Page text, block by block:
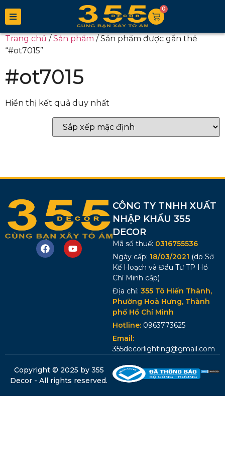
0
Trang chủ/Sản phẩm/ Sản phẩm được gắn thẻ
“#ot7015”
#ot7015
Hiển thị kết quả duy nhất
CÔNG TY TNHH XUẤT
NHẬP KHẨU 355
DECOR
Mã số thuế: 0316755536
Ngày cấp: 18/03/2021 (do Sở
Kế Hoạch và Đầu Tư TP Hồ
Chí Minh cấp)
Địa chỉ: 355 Tô Hiến Thành,
Phường Hoà Hưng, Thành
phố Hồ Chí Minh
Hotline: 0963773625
Email:
355decorlighting@gmail.com
Copyright © 2025 by 355
Decor - All rights reserved.